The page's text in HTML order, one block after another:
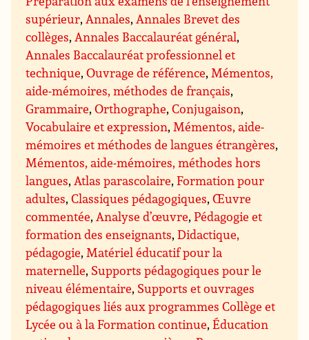
supérieur, Annales, Annales Brevet des
collèges, Annales Baccalauréat général,
Annales Baccalauréat professionnel et
technique,Ouvrage de référence, Mémentos,
aide-mémoires, méthodes de français,
Grammaire,Orthographe,Conjugaison,
Vocabulaire et expression, Mémentos, aide-
mémoires et méthodes de langues étrangères,
Mémentos, aide-mémoires, méthodes hors
langues, Atlas parascolaire,Formation pour
adultes,Classiques pédagogiques,Œuvre
commentée, Analyse d’œuvre,Pédagogie et
formation des enseignants,Didactique,
pédagogie, Matériel éducatif pour la
maternelle, Supports pédagogiques pour le
niveau élémentaire, Supports et ouvrages
pédagogiques liés aux programmes Collège et
Lycée ou à la Formation continue,Éducation